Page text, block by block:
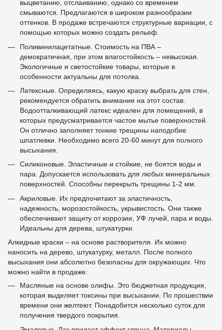
выцветанию, отслаиванию, однако со временем
смываются. Предлагаются в широком разнообразии
оттенков. В продаже встречаются структурные вариации, с
помощью которых можно создать рельеф.
Поливинилацетатные. Стоимость на ПВА –
демократичная, при этом влагостойкость – невысокая.
Экологичные и светостойкие товары, которые в
особенности актуальны для потолка.
Латексные. Определяясь, какую краску выбрать для стен,
рекомендуется обратить внимание на этот состав.
Водоотталкивающий латекс идеален для помещений, в
которых предусматривается частое мытье поверхностей.
Он отлично заполняет тонкие трещины наподобие
шпатлевки. Необходимо всего 20-60 минут для полного
высыхания.
Силиконовые. Эластичные и стойкие, не боятся воды и
пара. Допускается использовать для любых минеральных
поверхностей. Способны перекрыть трещины 1-2 мм.
Акриловые. Их предпочитают за эластичность,
надежность, морозостойкость, укрывистость. Они также
обеспечивают защиту от коррозии, УФ лучей, пара и воды.
Идеальны для дерева, штукатурки.
Алкидные краски – на основе растворителя. Их можно
наносить на дерево, штукатурку, металл. После полного
высыхания они абсолютно безопасны для окружающих. Что
можно найти в продаже:
Масляные на основе олифы. Это бюджетная продукция,
которая выделяет токсины при высыхании. По прошествии
времени они желтеют. Понадобится несколько суток для
получения твердого покрытия.